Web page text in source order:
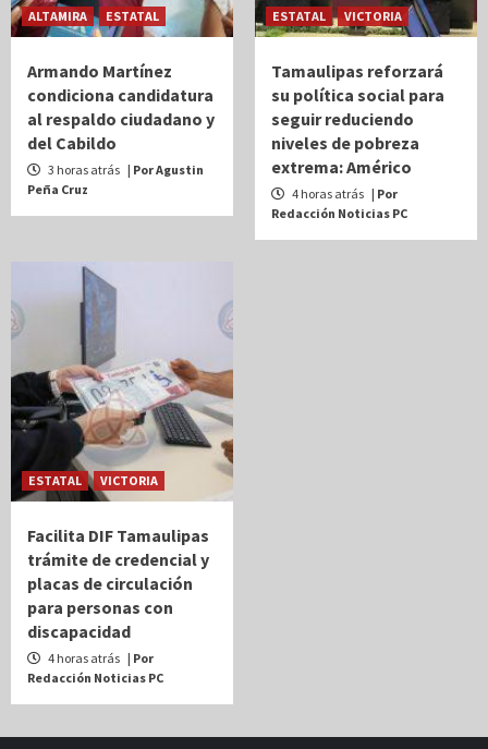
ALTAMIRA ESTATAL
Armando Martínez
condiciona candidatura
al respaldo ciudadano y
del Cabildo
3 horas atrás | Por Agustin
Peña Cruz
ESTATAL VICTORIA
Tamaulipas reforzará
su política social para
seguir reduciendo
niveles de pobreza
extrema: Américo
4 horas atrás | Por
Redacción Noticias PC
ESTATAL VICTORIA
Facilita DIF Tamaulipas
trámite de credencial y
placas de circulación
para personas con
discapacidad
4 horas atrás | Por
Redacción Noticias PC